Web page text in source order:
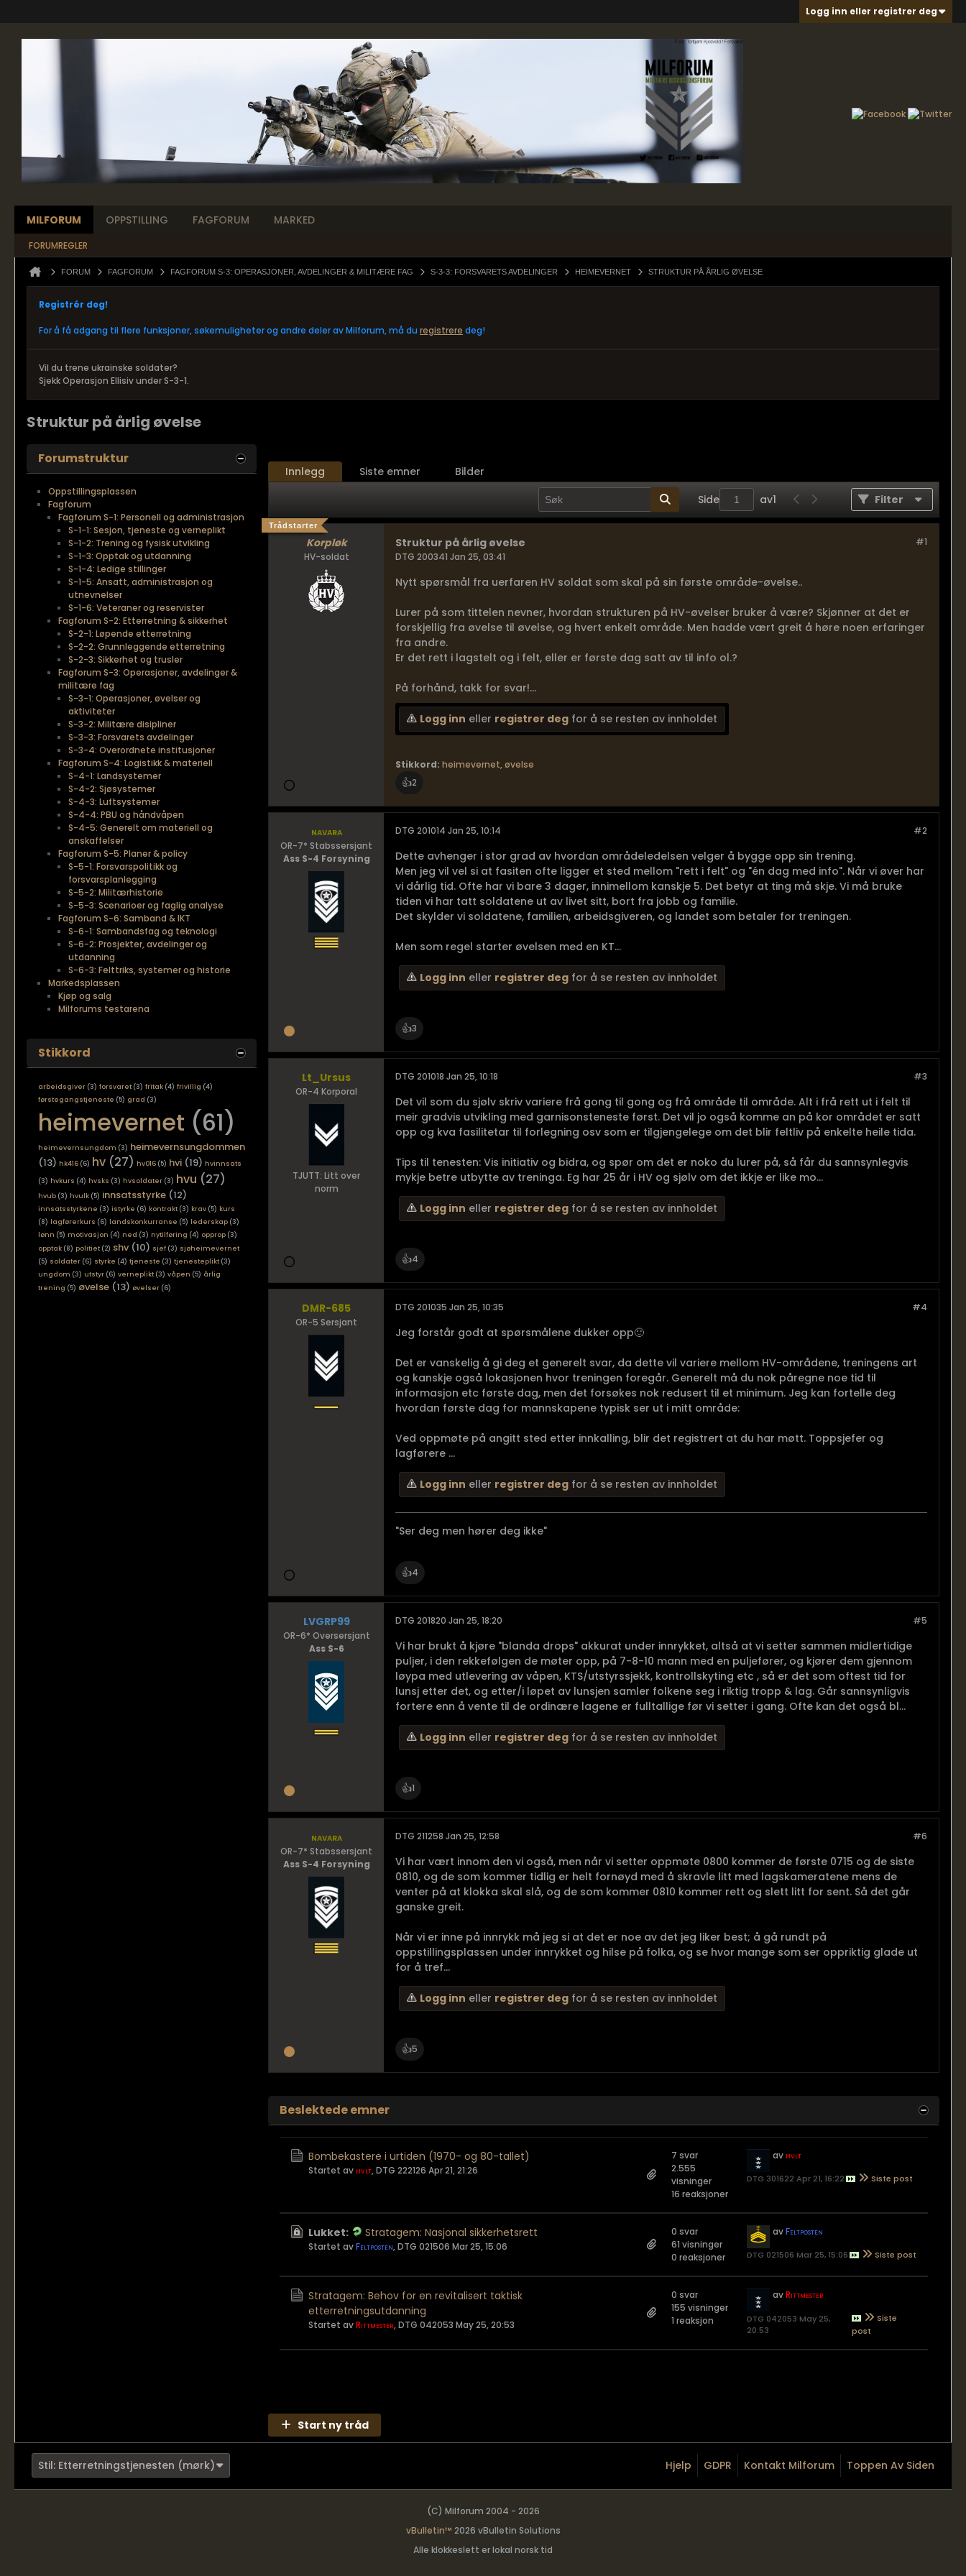
Logg inn eller registrer deg
MILFORUM OPPSTILLING FAGFORUM MARKED
FORUMREGLER
FORUM FAGFORUM FAGFORUM S-3: OPERASJONER, AVDELINGER & MILITÆRE FAG S-3-3: FORSVARETS AVDELINGER HEIMEVERNET STRUKTUR PÅ ÅRLIG ØVELSE
Registrér deg!
For å få adgang til flere funksjoner, søkemuligheter og andre deler av Milforum, må du registrere deg!
Vil du trene ukrainske soldater?
Sjekk Operasjon Ellisiv under S-3-1.
Struktur på årlig øvelse
Innlegg Siste emner
Bilder
Side
av1 Filter
Korpløk
Trådstarter
HV-soldat
#1
Struktur på årlig øvelse
DTG 200341 Jan 25, 03:41
Nytt spørsmål fra uerfaren HV soldat som skal på sin første område-øvelse..
Lurer på som tittelen nevner, hvordan strukturen på HV-øvelser bruker å være? Skjønner at det er
forskjellig fra øvelse til øvelse, og hvert enkelt område. Men hadde vært greit å høre noen erfaringer
fra andre.
Er det rett i lagstelt og i felt, eller er første dag satt av til info ol.?
På forhånd, takk for svar!...
Logg inn eller registrer deg for å se resten av innholdet
Stikkord: heimevernet, øvelse
👍2
navara
OR-7* Stabssersjant
Ass S-4 Forsyning
#2
DTG 201014 Jan 25, 10:14
Dette avhenger i stor grad av hvordan områdeledelsen velger å bygge opp sin trening.
Men jeg vil vel si at fasiten ofte ligger et sted mellom "rett i felt" og "én dag med info". Når vi øver har
vi dårlig tid. Ofte har vi bare 3 dager, innimellom kanskje 5. Det betyr at ting må skje. Vi må bruke
tiden vi har tatt soldatene ut av livet sitt, bort fra jobb og familie.
Det skylder vi soldatene, familien, arbeidsgiveren, og landet som betaler for treningen.
Men som regel starter øvelsen med en KT...
Logg inn eller registrer deg for å se resten av innholdet
👍3
Lt_Ursus
OR-4 Korporal
TJUTT: Litt over
norm
#3
DTG 201018 Jan 25, 10:18
Det vil som du sjølv skriv variere frå gong til gong og frå område til område. Alt i frå rett ut i felt til
meir gradvis utvikling med garnisonsteneste først. Det vil jo også komme an på kor området er satt
opp og kva fasilitetar til forlegning osv som er tilgjengelege om det blir feltliv på enkelte heile tida.
Tips til tenesten: Vis initiativ og bidra, og spør om det er noko du lurer på, så får du sannsynlegvis
mykje betre utbytte av treninga. Eg har 25 år i HV og sjølv om det ikkje er like mo...
Logg inn eller registrer deg for å se resten av innholdet
👍4
DMR-685
OR-5 Sersjant
#4
DTG 201035 Jan 25, 10:35
Jeg forstår godt at spørsmålene dukker opp🙂
Det er vanskelig å gi deg et generelt svar, da dette vil variere mellom HV-områdene, treningens art
og kanskje også lokasjonen hvor treningen foregår. Generelt må du nok påregne noe tid til
informasjon etc første dag, men det forsøkes nok redusert til et minimum. Jeg kan fortelle deg
hvordan første dag for mannskapene typisk ser ut i mitt område:
Ved oppmøte på angitt sted etter innkalling, blir det registrert at du har møtt. Toppsjefer og
lagførere ...
Logg inn eller registrer deg for å se resten av innholdet
"Ser deg men hører deg ikke"
👍4
LVGRP99
OR-6* Oversersjant
Ass S-6
#5
DTG 201820 Jan 25, 18:20
Vi har brukt å kjøre "blanda drops" akkurat under innrykket, altså at vi setter sammen midlertidige
puljer, i den rekkefølgen de møter opp, på 7-8-10 mann med en puljefører, og kjører dem gjennom
løypa med utlevering av våpen, KTS/utstyrssjekk, kontrollskyting etc , så er det som oftest tid for
lunsj etter det, og etter/i løpet av lunsjen samler folkene seg i riktig tropp & lag. Går sannsynligvis
fortere enn å vente til de ordinære lagene er fulltallige før vi setter i gang. Ofte kan det også bl...
Logg inn eller registrer deg for å se resten av innholdet
👍1
navara
OR-7* Stabssersjant
Ass S-4 Forsyning
#6
DTG 211258 Jan 25, 12:58
Vi har vært innom den vi også, men når vi setter oppmøte 0800 kommer de første 0715 og de siste
0810, og de som kommer tidlig er helt fornøyd med å skravle litt med lagskameratene mens de
venter på at klokka skal slå, og de som kommer 0810 kommer rett og slett litt for sent. Så det går
ganske greit.
Når vi er inne på innrykk må jeg si at det er noe av det jeg liker best; å gå rundt på
oppstillingsplassen under innrykket og hilse på folka, og se hvor mange som ser oppriktig glade ut
for å tref...
Logg inn eller registrer deg for å se resten av innholdet
👍5
Beslektede emner
Bombekastere i urtiden (1970- og 80-tallet)
Startet av hvlt,DTG 222126 Apr 21, 21:26
7 svar
2.555
visninger
16 reaksjoner
av hvlt
DTG 301622 Apr 21, 16:22
Lukket: Stratagem: Nasjonal sikkerhetsrett
Startet avFeltposten,DTG 021506 Mar 25, 15:06
0 svar
61 visninger
0 reaksjoner
avFeltposten
DTG 021506 Mar 25, 15:06
Stratagem: Behov for en revitalisert taktisk
etterretningsutdanning
Startet avRittmester,DTG 042053 May 25, 20:53
0 svar
155 visninger
1 reaksjon
avRittmester
DTG 042053 May 25,
20:53
Start ny tråd
Forumstruktur
Oppstillingsplassen
Fagforum
Fagforum S-1: Personell og administrasjon
S-1-1: Sesjon, tjeneste og verneplikt
S-1-2: Trening og fysisk utvikling
S-1-3: Opptak og utdanning
S-1-4: Ledige stillinger
S-1-5: Ansatt, administrasjon og
utnevnelser
S-1-6: Veteraner og reservister
Fagforum S-2: Etterretning & sikkerhet
S-2-1: Løpende etterretning
S-2-2: Grunnleggende etterretning
S-2-3: Sikkerhet og trusler
Fagforum S-3: Operasjoner, avdelinger &
militære fag
S-3-1: Operasjoner, øvelser og
aktiviteter
S-3-2: Militære disipliner
S-3-3: Forsvarets avdelinger
S-3-4: Overordnete institusjoner
Fagforum S-4: Logistikk & materiell
S-4-1: Landsystemer
S-4-2: Sjøsystemer
S-4-3: Luftsystemer
S-4-4: PBU og håndvåpen
S-4-5: Generelt om materiell og
anskaffelser
Fagforum S-5: Planer & policy
S-5-1: Forsvarspolitikk og
forsvarsplanlegging
S-5-2: Militærhistorie
S-5-3: Scenarioer og faglig analyse
Fagforum S-6: Samband & IKT
S-6-1: Sambandsfag og teknologi
S-6-2: Prosjekter, avdelinger og
utdanning
S-6-3: Felttriks, systemer og historie
Markedsplassen
Kjøp og salg
Milforums testarena
Stikkord
arbeidsgiver (3) forsvaret (3) fritak (4) frivillig (4)
førstegangstjeneste (5) grad (3)
heimevernet (61)
heimevernsungdom (3) heimevernsungdommen
(13) hk416 (6) hv (27) hv016 (5) hvi (19) hvinnsats
(3) hvkurs (4) hvsks (3) hvsoldater (3) hvu (27)
hvub (3) hvulk (5) innsatsstyrke (12)
innsatsstyrkene (3) istyrke (6) kontrakt (3) krav (5) kurs
(8) lagførerkurs (6) landskonkurranse (5) lederskap (3)
lønn (5) motivasjon (4) ned (3) nytilføring (4) opprop (3)
opptak (8) politiet (2) shv(10) sjef (3) sjøheimevernet
(5) soldater (6) styrke (4) tjeneste (3) tjenesteplikt (3)
ungdom (3) utstyr (6) verneplikt (3) våpen (5) årlig
trening (5) øvelse (13) øvelser (6)
Stil: Etterretningstjenesten (mørk) Hjelp GDPR Kontakt Milforum Toppen Av Siden
(C) Milforum 2004 - 2026
vBulletin™ 2026 vBulletin Solutions
Alle klokkeslett er lokal norsk tid